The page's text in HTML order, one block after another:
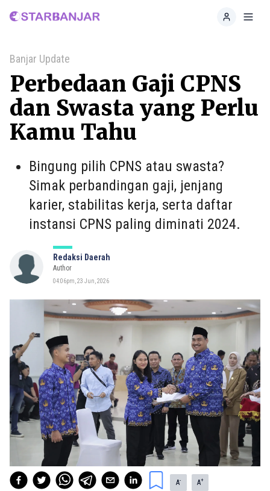
Home
Banjar Update
Perbedaan Gaji CPNS
dan Swasta yang Perlu
Kamu Tahu
Bingung pilih CPNS atau swasta?
Simak perbandingan gaji, jenjang
karier, stabilitas kerja, serta daftar
instansi CPNS paling diminati 2024.
Redaksi Daerah
Author
04:06pm, 23 Jun, 2026
A- A+